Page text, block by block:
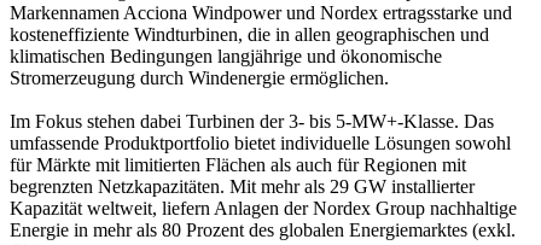
Markennamen Acciona Windpower und Nordex ertragsstarke und
kosteneffiziente Windturbinen, die in allen geographischen und
klimatischen Bedingungen langjährige und ökonomische
Stromerzeugung durch Windenergie ermöglichen.
Im Fokus stehen dabei Turbinen der 3- bis 5-MW+-Klasse. Das
umfassende Produktportfolio bietet individuelle Lösungen sowohl
für Märkte mit limitierten Flächen als auch für Regionen mit
begrenzten Netzkapazitäten. Mit mehr als 29 GW installierter
Kapazität weltweit, liefern Anlagen der Nordex Group nachhaltige
Energie in mehr als 80 Prozent des globalen Energiemarktes (exkl.